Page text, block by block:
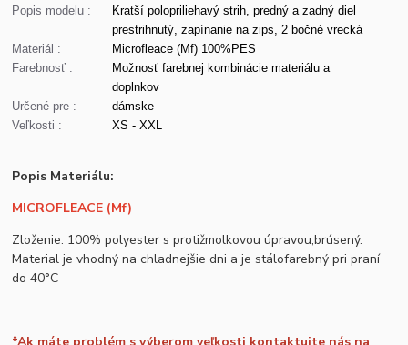
Popis modelu :
Kratší polopriliehavý strih, predný a zadný diel
prestrihnutý, zapínanie na zips, 2 bočné vrecká
Materiál :
Microfleace (Mf) 100%PES
Farebnosť :
Možnosť farebnej kombinácie materiálu a
doplnkov
Určené pre :
dámske
Veľkosti :
XS - XXL
Popis Materiálu:
MICROFLEACE (Mf)
Zloženie: 100% polyester s protižmolkovou úpravou,brúsený.
Material je vhodný na chladnejšie dni a je stálofarebný pri praní
do 40°C